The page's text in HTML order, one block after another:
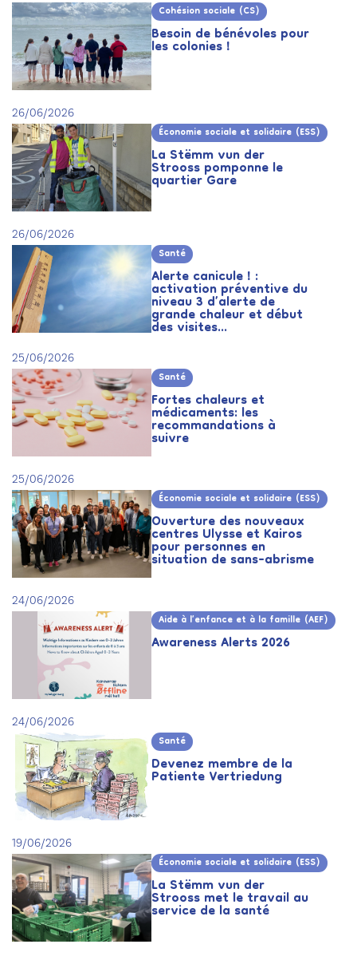
Cohésion sociale (CS)
Besoin de bénévoles pour
les colonies !
26/06/2026
Économie sociale et solidaire (ESS)
La Stëmm vun der
Strooss pomponne le
quartier Gare
26/06/2026
Santé
Alerte canicule ! :
activation préventive du
niveau 3 d’alerte de
grande chaleur et début
des visites...
25/06/2026
Santé
Fortes chaleurs et
médicaments: les
recommandations à
suivre
25/06/2026
Économie sociale et solidaire (ESS)
Ouverture des nouveaux
centres Ulysse et Kairos
pour personnes en
situation de sans-abrisme
24/06/2026
Aide à l’enfance et à la famille (AEF)
Awareness Alerts 2026
24/06/2026
Santé
Devenez membre de la
Patiente Vertriedung
19/06/2026
Économie sociale et solidaire (ESS)
La Stëmm vun der
Strooss met le travail au
service de la santé